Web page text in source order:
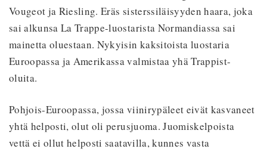
Vougeot ja Riesling. Eräs sisterssiläisyyden haara, joka
sai alkunsa La Trappe-luostarista Normandiassa sai
mainetta oluestaan. Nykyisin kaksitoista luostaria
Euroopassa ja Amerikassa valmistaa yhä Trappist-
oluita.
Pohjois-Euroopassa, jossa viinirypäleet eivät kasvaneet
yhtä helposti, olut oli perusjuoma. Juomiskelpoista
vettä ei ollut helposti saatavilla, kunnes vasta